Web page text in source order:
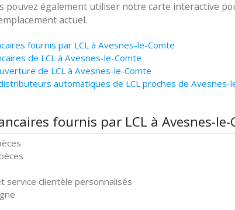
pouvez également utiliser notre carte interactive
actuel.
fournis par LCL à Avesnes-le-Comte
de LCL à Avesnes-le-Comte
de LCL à Avesnes-le-Comte
automatiques de LCL proches de Avesnes-
fournis par LCL à Avesnes-
service clientèle personnalisés